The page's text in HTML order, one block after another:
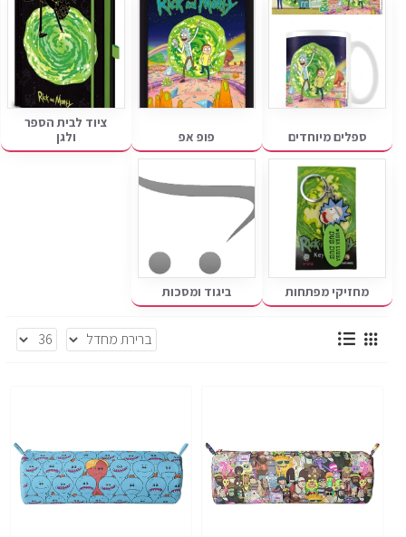
ספלים מיוחדים פופ אפ
ציוד לבית הספר
ולגן
מחזיקי מפתחות ביגוד ומסכות